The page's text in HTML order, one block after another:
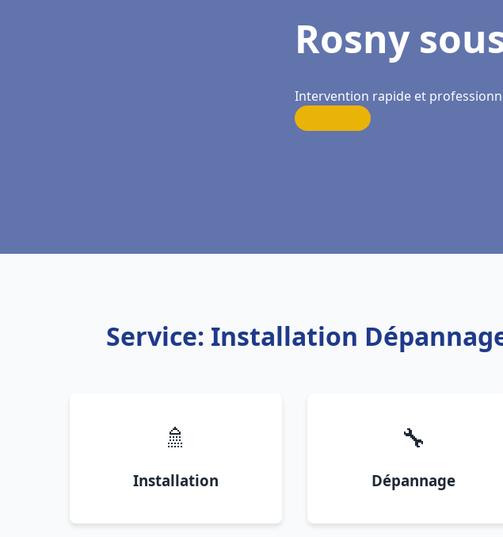
Rosny
Intervention rapide et
Service: Installation
🚿
Installation
🔧
Dépannage